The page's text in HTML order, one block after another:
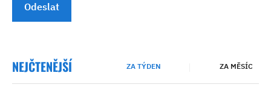
Odeslat
NEJČTENĚJŠÍ ZA TÝDEN ZA MĚSÍC